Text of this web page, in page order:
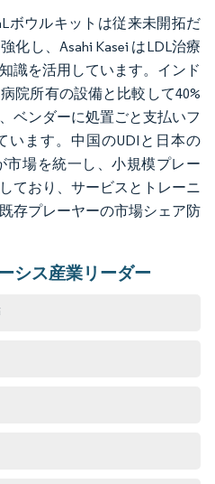
ボウルキットは従来未開拓だ
化し、Asahi Kasei はLDL治療
識を活用しています。インド
院所有の設備と比較して40%
ベンダーに処置ごと支払いフ
います。中国のUDIと日本の
市場を統一し、小規模プレー
ており、サービスとトレーニ
存プレーヤーの市場シェア防
シス産業リーダー